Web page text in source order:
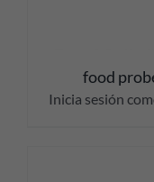
food
Inicia sesión